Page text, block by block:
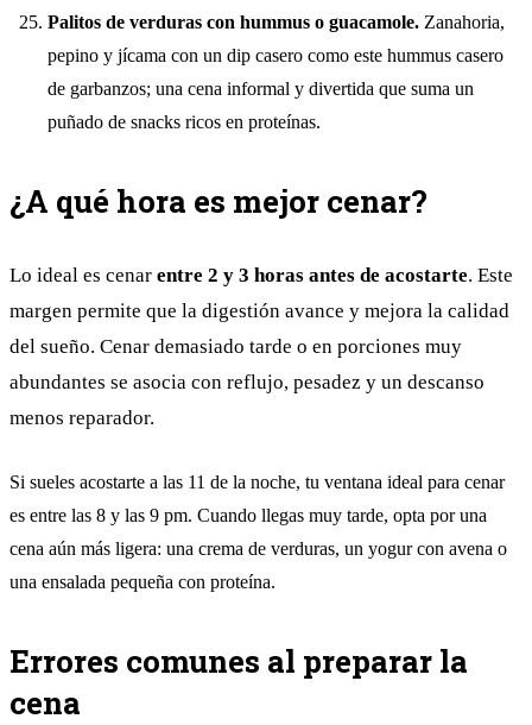
Palitos de verduras con hummus o guacamole. Zanahoria,
pepino y jícama con un dip casero como este hummus casero
de garbanzos; una cena informal y divertida que suma un
puñado de snacks ricos en proteínas.
¿A qué hora es mejor cenar?
Lo ideal es cenar entre 2 y 3 horas antes de acostarte. Este
margen permite que la digestión avance y mejora la calidad
del sueño. Cenar demasiado tarde o en porciones muy
abundantes se asocia con reflujo, pesadez y un descanso
menos reparador.
Si sueles acostarte a las 11 de la noche, tu ventana ideal para cenar
es entre las 8 y las 9 pm. Cuando llegas muy tarde, opta por una
cena aún más ligera: una crema de verduras, un yogur con avena o
una ensalada pequeña con proteína.
Errores comunes al preparar la
cena